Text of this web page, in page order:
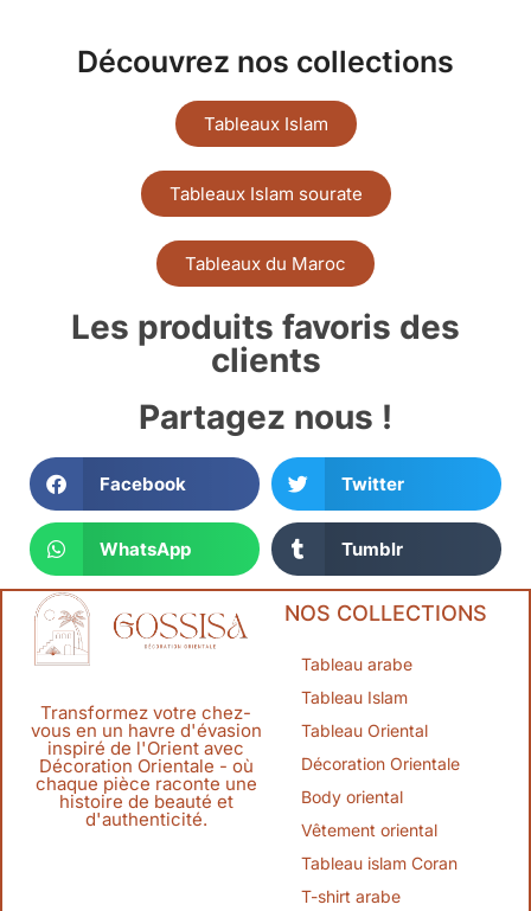
Découvrez nos collections
Tableaux Islam
Tableaux Islam sourate
Tableaux du Maroc
Les produits favoris des
clients
Partagez nous !
Facebook Twitter
WhatsApp Tumblr
Transformez votre chez-
vous en un havre d'évasion
inspiré de l'Orient avec
Décoration Orientale - où
chaque pièce raconte une
histoire de beauté et
d'authenticité.
NOS COLLECTIONS
Tableau arabe
Tableau Islam
Tableau Oriental
Décoration Orientale
Body oriental
Vêtement oriental
Tableau islam Coran
T-shirt arabe